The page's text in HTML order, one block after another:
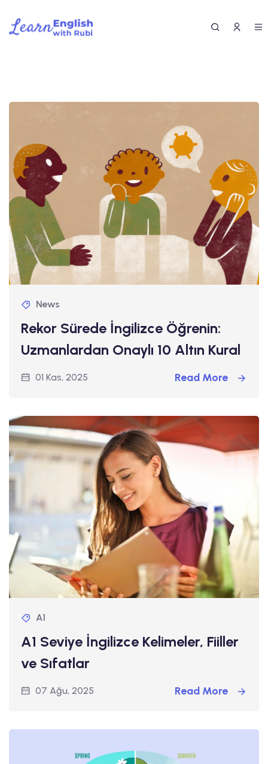
News
Rekor Sürede İngilizce Öğrenin:
Uzmanlardan Onaylı 10 Altın Kural
01 Kas, 2025 Read More
A1
A1 Seviye İngilizce Kelimeler, Fiiller
ve Sıfatlar
07 Ağu, 2025 Read More